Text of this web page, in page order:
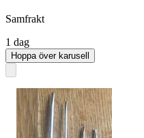
Samfrakt
1 dag
Hoppa över karusell